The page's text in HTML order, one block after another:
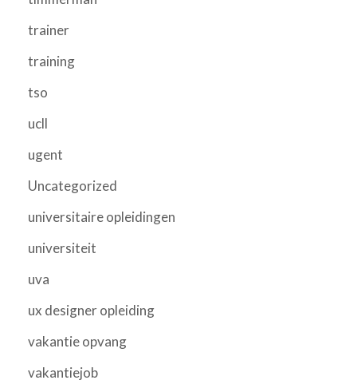
trainer
training
tso
ucll
ugent
Uncategorized
universitaire opleidingen
universiteit
uva
ux designer opleiding
vakantie opvang
vakantiejob